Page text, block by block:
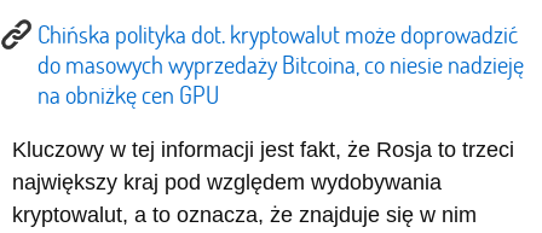
Chińska polityka dot. kryptowalut może doprowadzić
do masowych wyprzedaży Bitcoina, co niesie nadzieję
na obniżkę cen GPU
Kluczowy w tej informacji jest fakt, że Rosja to trzeci
największy kraj pod względem wydobywania
kryptowalut, a to oznacza, że znajduje się w nim